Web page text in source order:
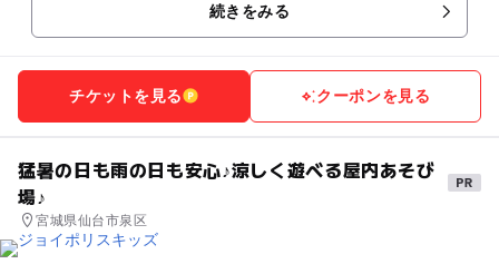
続きをみる
チケットを見る クーポンを見る
猛暑の日も雨の日も安心♪涼しく遊べる屋内あそび
場♪
宮城県仙台市泉区